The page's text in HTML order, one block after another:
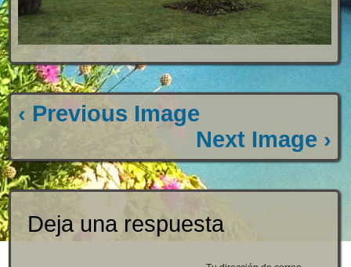
‹ Previous Image
Next Image ›
Deja una respuesta